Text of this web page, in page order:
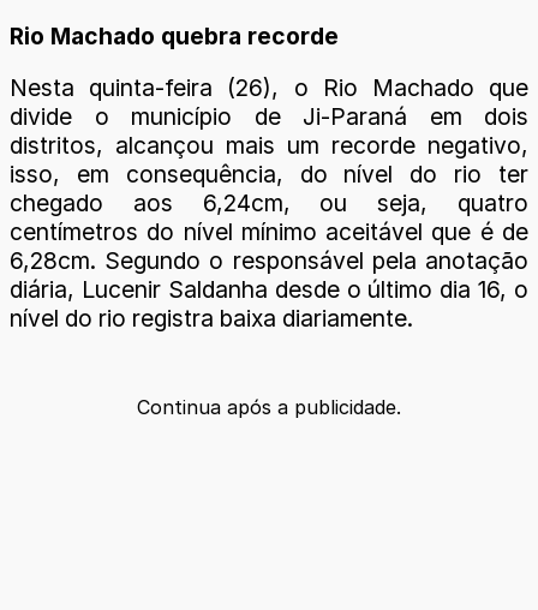
Rio Machado quebra recorde
Nesta quinta-feira (26), o Rio Machado que
divide o município de Ji-Paraná em dois
distritos, alcançou mais um recorde negativo,
isso, em consequência, do nível do rio ter
chegado aos 6,24cm, ou seja, quatro
centímetros do nível mínimo aceitável que é de
6,28cm. Segundo o responsável pela anotação
diária, Lucenir Saldanha desde o último dia 16, o
nível do rio registra baixa diariamente.
Continua após a publicidade.